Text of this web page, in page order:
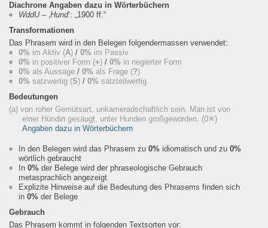
Diachrone Angaben dazu in Wörterbüchern
WddU– ‚Hund‘: „1900 ff.“
Transformationen
Das Phrasem wird in den Belegen folgendermassen verwendet:
0% im Aktiv (A) / 0% im Passiv
0% in positiver Form (+) / 0% in negierter Form
0% als Aussage / 0% als Frage (?)
0% satzwertig (S) / 0% satzteilwertig
Bedeutungen
(a) von roher Gemütsart, unkameradschaftlich sein. Man ist von
einer Hündin gesäugt, unter Hunden großgeworden. (0✕)
Angaben dazu in Wörterbüchern
In den Belegen wird das Phrasem zu 0% idiomatisch und zu 0%
wörtlich gebraucht
In 0% der Belege wird der phraseologische Gebrauch
metasprachlich angezeigt
Explizite Hinweise auf die Bedeutung des Phrasems finden sich
in 0% der Belege
Gebrauch
Das Phrasem kommt in folgenden Textsorten vor: